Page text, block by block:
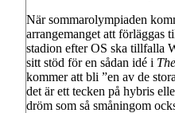
När sommarolympiaden
arrangemanget att förläggas
stadion efter OS ska tillfalla
sitt stöd för en sådan idé i
kommer att bli ”en av de
det är ett tecken på hybris
dröm som så småningom